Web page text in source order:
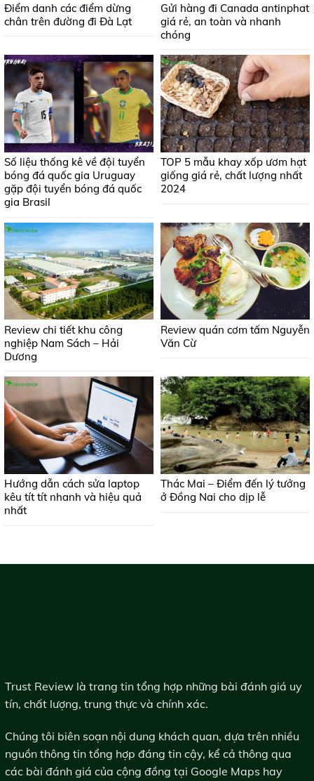
Điểm danh các điểm dừng
chân trên đường đi Đà Lạt
Gửi hàng đi Canada antinphat
giá rẻ, an toàn và nhanh
chóng
Số liệu thống kê về đội tuyển
bóng đá quốc gia Uruguay
gặp đội tuyển bóng đá quốc
gia Brasil
TOP 5 mẫu khay xốp ươm hạt
giống giá rẻ, chất lượng nhất
2024
Review chi tiết khu công
nghiệp Nam Sách – Hải
Dương
Review quán cơm tấm Nguyễn
Văn Cừ
Hướng dẫn cách sửa laptop
kêu tít tít nhanh và hiệu quả
nhất
Thác Mai – Điểm đến lý tưởng
ở Đồng Nai cho dịp lễ
Trust Review là trang tin tổng hợp những bài đánh giá uy
tín, chất lượng, trung thực và chính xác.
Chúng tôi biên soạn nội dung khách quan, dựa trên nhiều
nguồn thông tin tổng hợp đáng tin cậy, kể cả thông qua
các bài đánh giá của cộng đồng tại Google Maps hay